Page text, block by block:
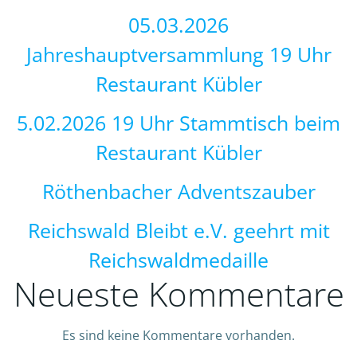
05.03.2026
Jahreshauptversammlung 19 Uhr
Restaurant Kübler
5.02.2026 19 Uhr Stammtisch beim
Restaurant Kübler
Röthenbacher Adventszauber
Reichswald Bleibt e.V. geehrt mit
Reichswaldmedaille
Neueste Kommentare
Es sind keine Kommentare vorhanden.